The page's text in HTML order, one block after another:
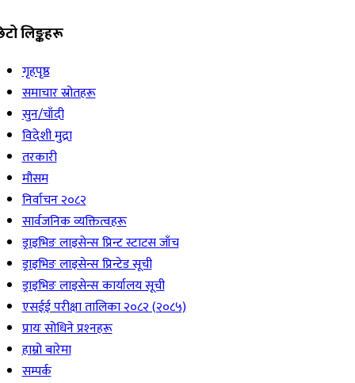
लिङ्कहरू
गृहपृष्ठ
समाचार स्रोतहरू
सुन/चाँदी
विदेशी मुद्रा
तरकारी
मौसम
निर्वाचन २०८२
सार्वजनिक व्यक्तित्वहरू
ड्राइभिङ लाइसेन्स प्रिन्ट स्टाटस जाँच
ड्राइभिङ लाइसेन्स प्रिन्टेड सूची
ड्राइभिङ लाइसेन्स कार्यालय सूची
एसईई परीक्षा तालिका २०८२ (२०८५)
प्रायः सोधिने प्रश्‍नहरू
हाम्रो बारेमा
सम्पर्क